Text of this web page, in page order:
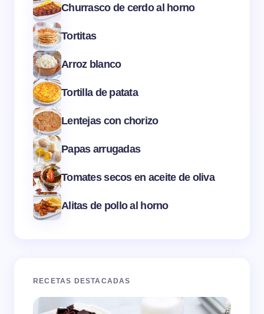
Churrasco de cerdo al horno
Tortitas
Arroz blanco
Tortilla de patata
Lentejas con chorizo
Papas arrugadas
Tomates secos en aceite de oliva
Alitas de pollo al horno
RECETAS DESTACADAS